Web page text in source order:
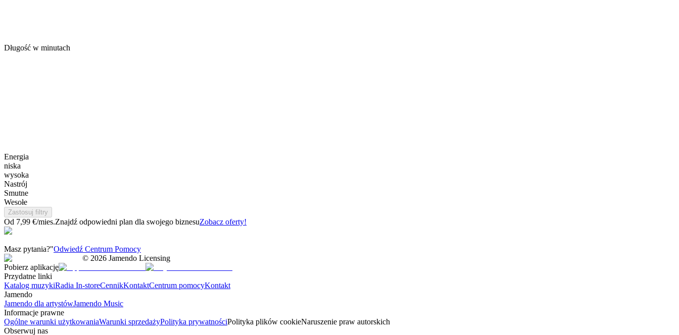
Długość w minutach
Energia
niska
wysoka
Nastrój
Smutne
Wesołe
Zastosuj filtry
Od 7,99 €/mies.Znajdź odpowiedni plan dla swojego biznesuZobacz oferty!
Masz pytania?"Odwiedź Centrum Pomocy
© 2026 Jamendo Licensing
Pobierz aplikację
Przydatne linki
Katalog muzykiRadia In-storeCennikKontaktCentrum pomocyKontakt
Jamendo
Jamendo dla artystówJamendo Music
Informacje prawne
Ogólne warunki użytkowaniaWarunki sprzedażyPolityka prywatnościPolityka plików cookieNaruszenie praw autorskich
Obserwuj nas